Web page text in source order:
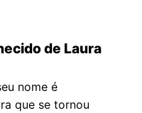
de Laura
nome é
que se tornou